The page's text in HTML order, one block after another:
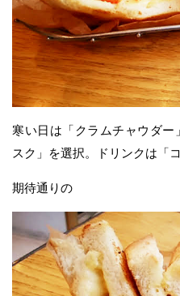
寒い日は「クラムチャウダ
スク」を選択。ドリンクは「
期待通りの